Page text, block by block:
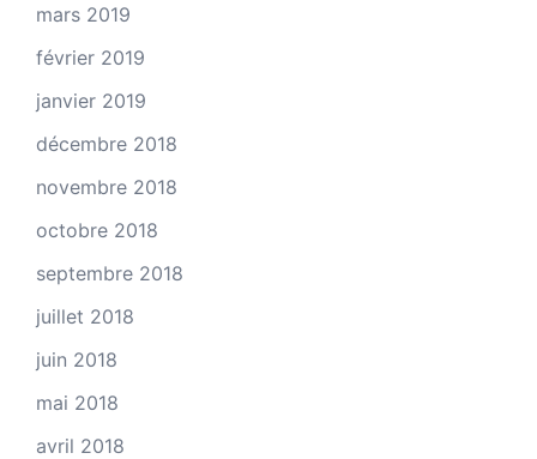
mars 2019
février 2019
janvier 2019
décembre 2018
novembre 2018
octobre 2018
septembre 2018
juillet 2018
juin 2018
mai 2018
avril 2018